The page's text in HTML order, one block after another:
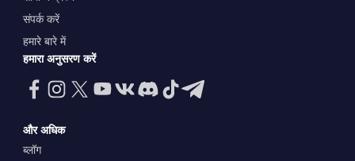
संपर्क करें
हमारे बारे में
हमारा अनुसरण करें
और अधिक
ब्लॉग